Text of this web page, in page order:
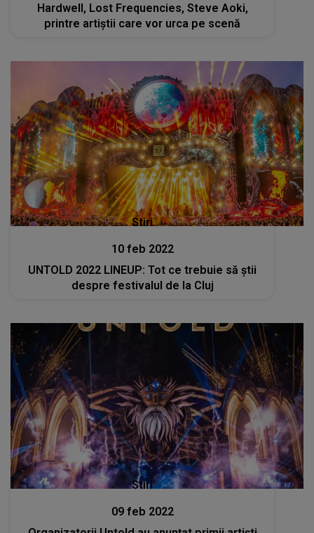
Hardwell, Lost Frequencies, Steve Aoki,
printre artiștii care vor urca pe scenă
Stiri
10 feb 2022
UNTOLD 2022 LINEUP: Tot ce trebuie să ştii
despre festivalul de la Cluj
Stiri
09 feb 2022